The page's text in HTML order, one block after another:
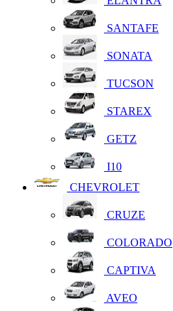
SANTAFE
SONATA
TUCSON
STAREX
GETZ
I10
CHEVROLET
CRUZE
COLORADO
CAPTIVA
AVEO